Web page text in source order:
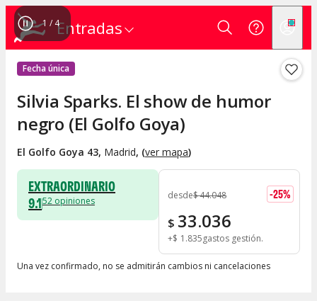
Entradas
1 / 4
Fecha única
Silvia Sparks. El show de humor
negro (El Golfo Goya)
El Golfo Goya 43, Madrid, (ver mapa)
EXTRAORDINARIO
9.152 opiniones desde$44.048 -25%
$ 33.036
+$ 1.835gastos gestión
Una vez confirmado, no se admitirán cambios ni cancelaciones